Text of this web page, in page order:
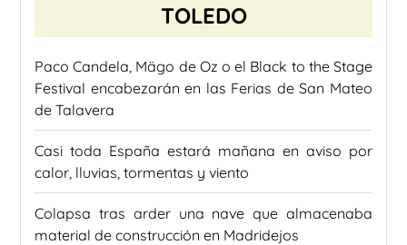
TOLEDO
Paco Candela, Mägo de Oz o el Black to the Stage
Festival encabezarán en las Ferias de San Mateo
de Talavera
Casi toda España estará mañana en aviso por
calor, lluvias, tormentas y viento
Colapsa tras arder una nave que almacenaba
material de construcción en Madridejos